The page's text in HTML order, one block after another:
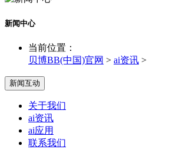
新闻中心
当前位置：
贝博BB(中国)官网 > ai资讯 >
新闻互动
关于我们
ai资讯
ai应用
联系我们